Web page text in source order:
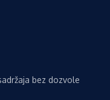
bez dozvole